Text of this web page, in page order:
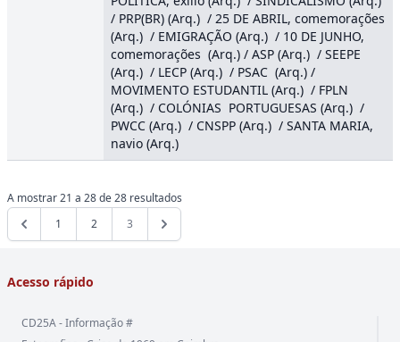
/ PRP(BR) (Arq.) / 25 DE ABRIL, comemorações
(Arq.) / EMIGRAÇÃO (Arq.) / 10 DE JUNHO,
comemorações (Arq.) / ASP (Arq.) / SEEPE
(Arq.) / LECP (Arq.) / PSAC (Arq.) /
MOVIMENTO ESTUDANTIL (Arq.) / FPLN
(Arq.) / COLÓNIAS PORTUGUESAS (Arq.) /
PWCC (Arq.) / CNSPP (Arq.) / SANTA MARIA,
navio (Arq.)
A mostrar21 a 28de28 resultados
1
2 3
Acesso rápido
CD25A - Informação #